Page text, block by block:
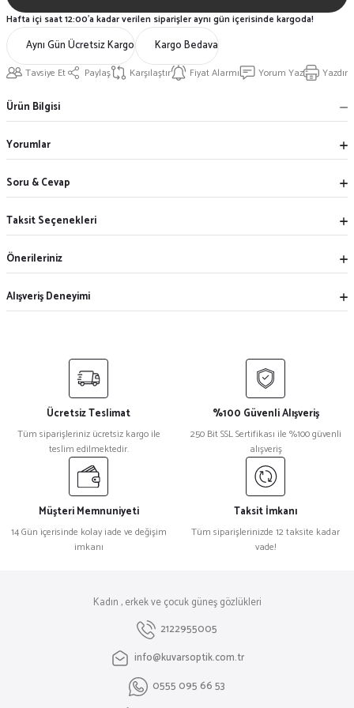
Aynı Gün Ücretsiz Kargo Kargo Bedava
Tavsiye Et Paylaş Karşılaştır Fiyat Alarmı Yorum Yaz Yazdır
Hafta içi saat 12:00'a kadar verilen siparişler aynı gün içerisinde kargoda!
Ürün Bilgisi
Yorumlar
Soru & Cevap
Taksit Seçenekleri
Önerileriniz
Alışveriş Deneyimi
Ücretsiz Teslimat
Tüm siparişleriniz ücretsiz kargo ile
teslim edilmektedir.
%100 Güvenli Alışveriş
250 Bit SSL Sertifikası ile %100 güvenli
alışveriş
Müşteri Memnuniyeti
14 Gün içerisinde kolay iade ve değişim
imkanı
Taksit İmkanı
Tüm siparişlerinizde 12 taksite kadar
vade!
Kadın , erkek ve çocuk güneş gözlükleri
2122955005
info@kuvarsoptik.com.tr
0555 095 66 53